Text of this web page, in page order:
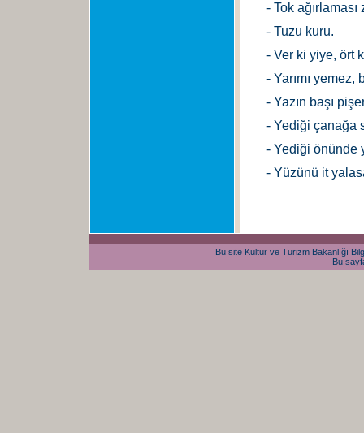
- Tok ağırlaması
- Tuzu kuru.
- Ver ki yiye, ört
- Yarımı yemez,
- Yazın başı
- Yediği çanağa
- Yediği önünde
- Yüzünü it
Bu site Kültür ve Turizm Bakanlığı
Bu